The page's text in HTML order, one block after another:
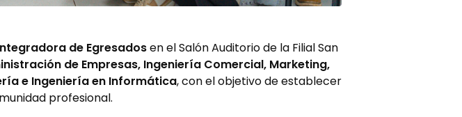
de Egresadosen el Salón Auditorio de la Filial San
de Empresas, Ingeniería Comercial, Marketing,
e Ingeniería en Informática, con el objetivo de establecer
profesional.